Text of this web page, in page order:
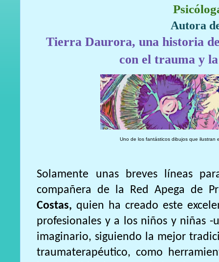
Autora
Tierra Daurora, una historia
con el trauma y
Uno de los fantásticos dibujos que ilustran
Solamente unas breves líneas
compañera de la Red Apega de
Costas, quien ha creado este
profesionales y a los niños y niñas
imaginario, siguiendo la mejor
traumaterapéutico, como